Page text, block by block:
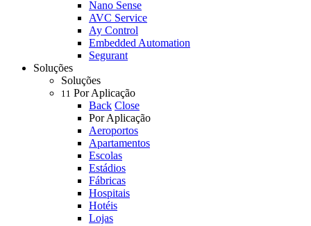
Nano Sense
AVC Service
Ay Control
Embedded Automation
Segurant
Soluções
Soluções
11 Por Aplicação
Back Close
Por Aplicação
Aeroportos
Apartamentos
Escolas
Estádios
Fábricas
Hospitais
Hotéis
Lojas